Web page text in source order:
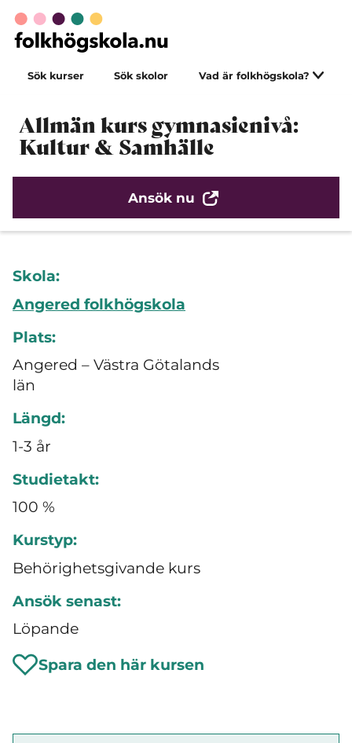
Sök kurser Sök skolor Vad är folkhögskola?
Allmän kurs gymnasienivå:
Kultur & Samhälle
Ansök nu
Skola:
Angered folkhögskola
Plats:
Angered – Västra Götalands
län
Längd:
1-3 år
Studietakt:
100 %
Kurstyp:
Behörighetsgivande kurs
Ansök senast:
Löpande
Spara den här kursen